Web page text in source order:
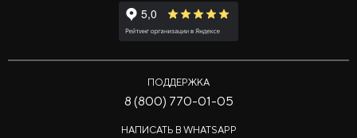
ПОДДЕРЖКА
8 (800) 770-01-05
НАПИСАТЬ В WHATSAPP